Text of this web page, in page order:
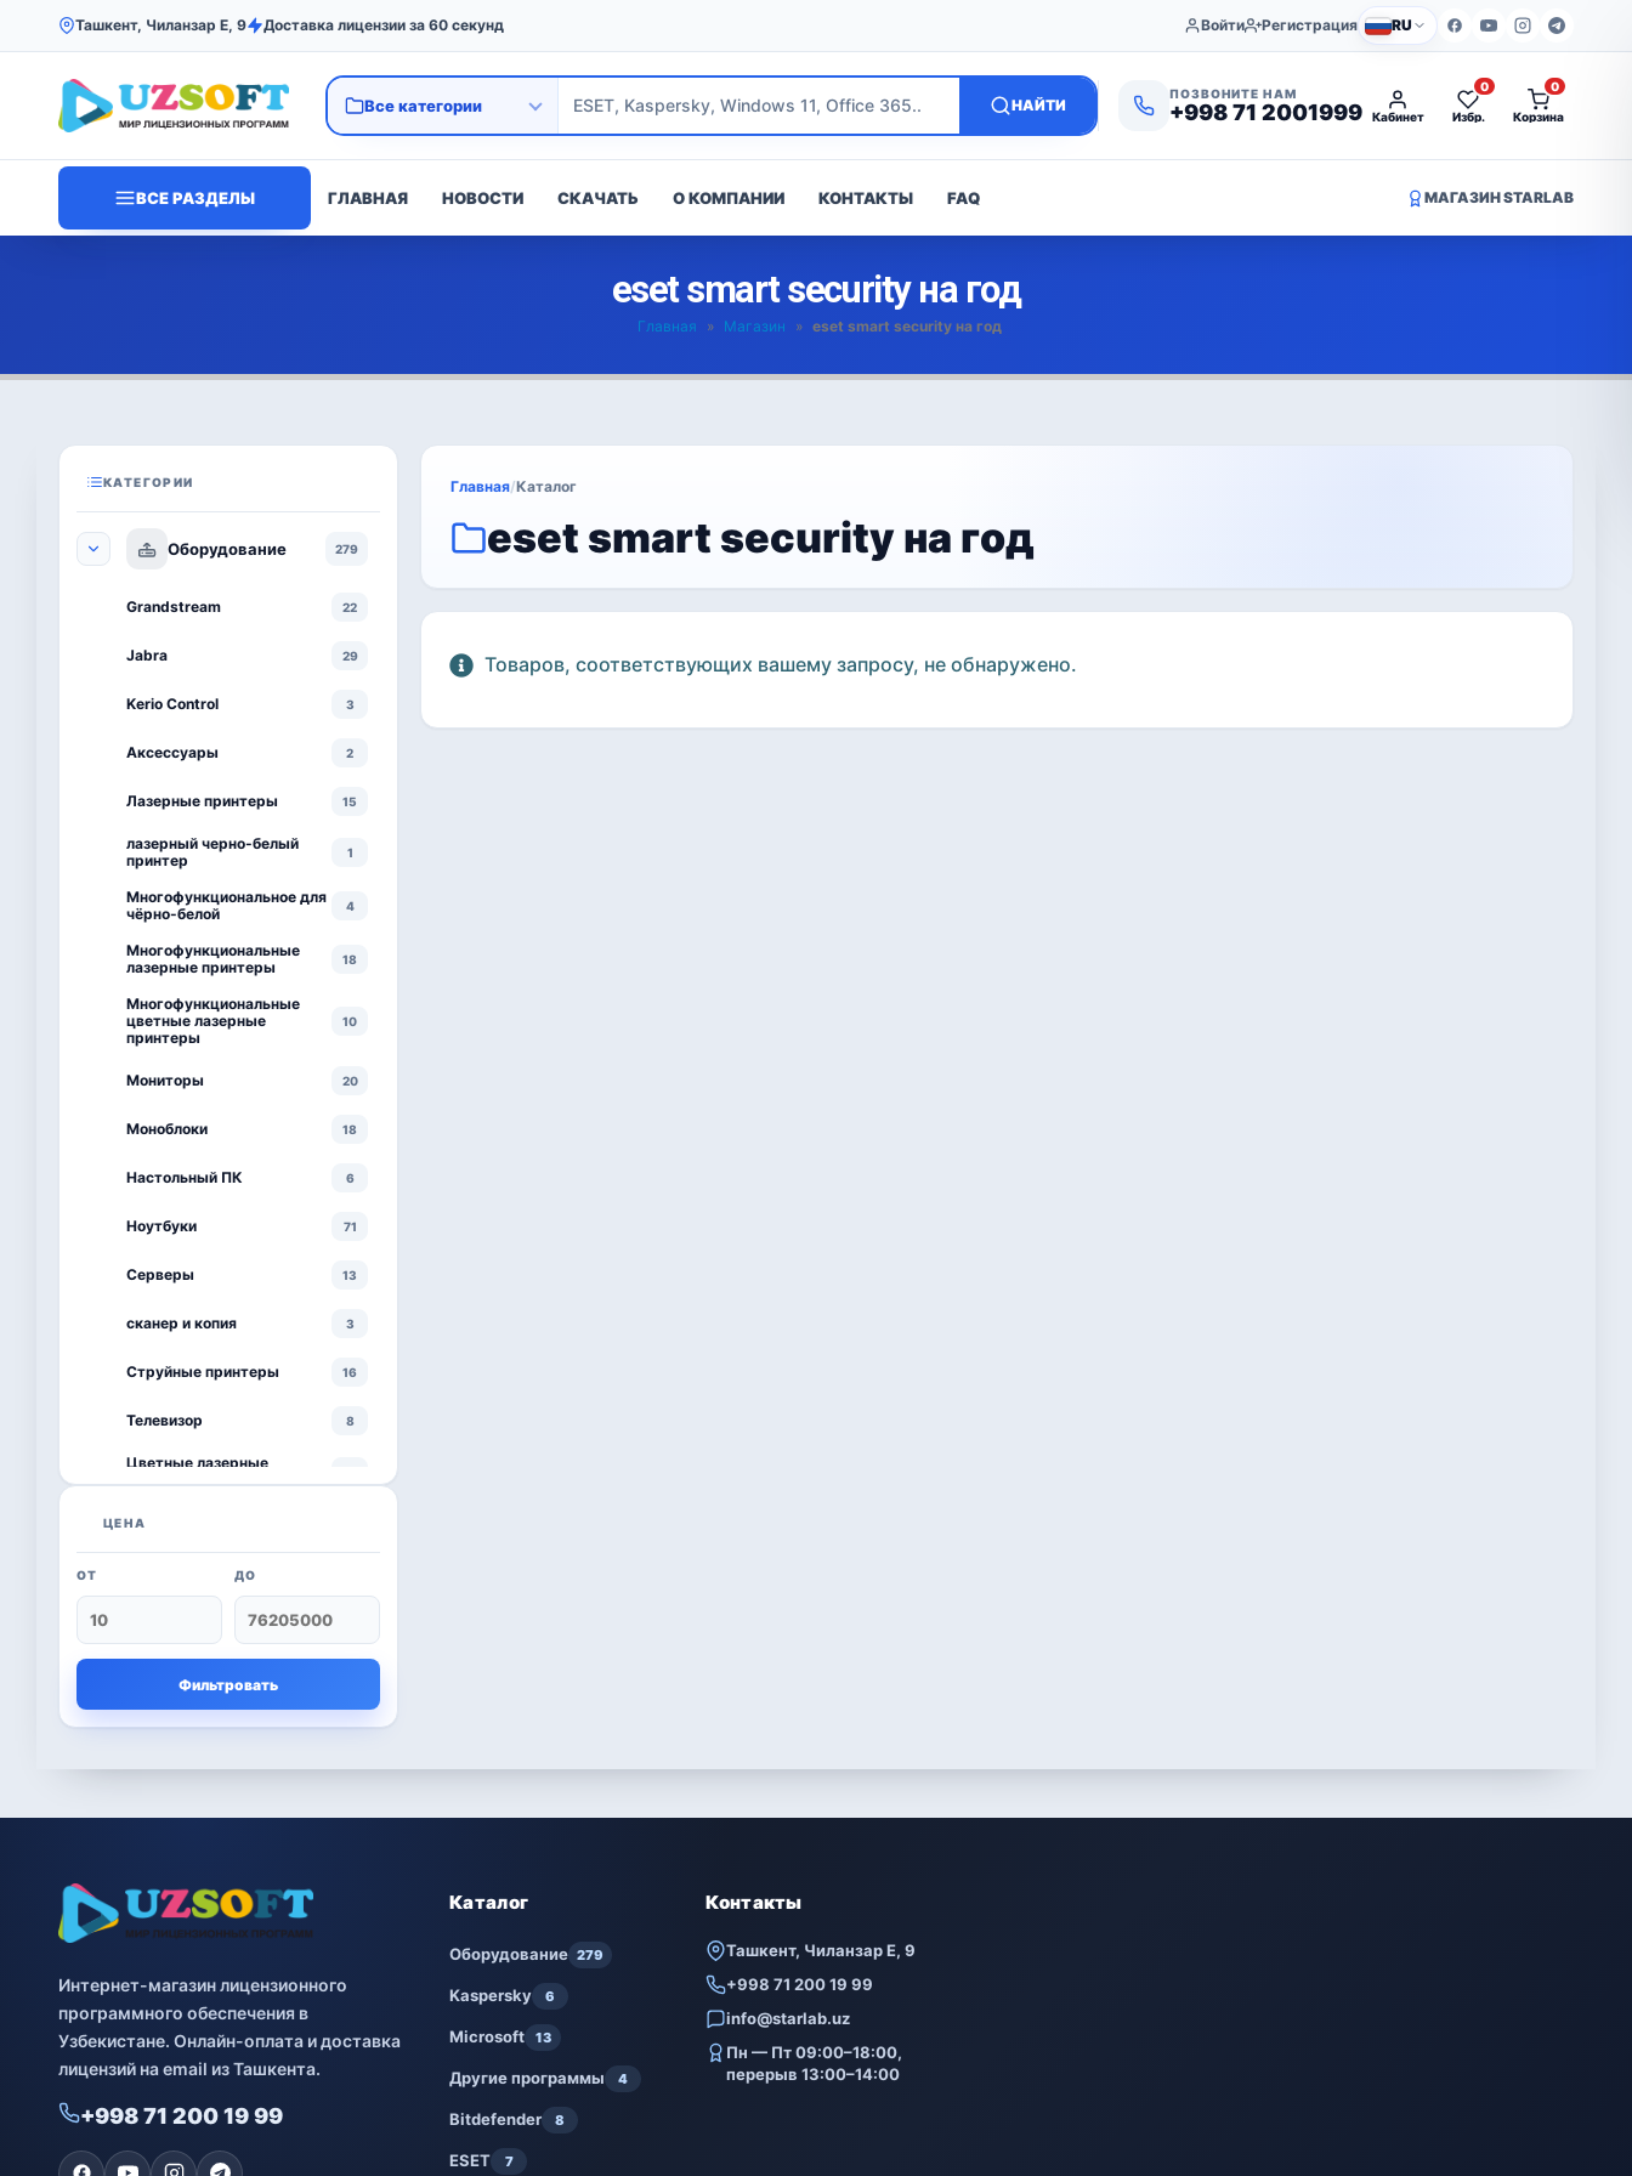
Ташкент, Чиланзар Е, 9 Доставка лицензии за 60 секунд Войти Регистрация RU
НАЙТИ
ПОЗВОНИТЕ НАМ
+998 71 2001999 Кабинет Избр.
0
Корзина
0
ВСЕ РАЗДЕЛЫ ГЛАВНАЯ НОВОСТИ СКАЧАТЬ О КОМПАНИИ КОНТАКТЫ FAQ МАГАЗИН STARLAB
eset smart security на год
Главная » Магазин » eset smart security на год
КАТЕГОРИИ
Оборудование 279
Grandstream 22
Jabra 29
Kerio Control 3
Аксессуары 2
Лазерные принтеры 15
лазерный черно-белый
принтер
1
Многофункциональное для
чёрно-белой
4
Многофункциональные
лазерные принтеры
18
Многофункциональные
цветные лазерные
принтеры
10
Мониторы 20
Моноблоки 18
Настольный ПК 6
Ноутбуки 71
Серверы 13
сканер и копия 3
Струйные принтеры 16
Телевизор 8
Цветные лазерные
принтеры
черно-белый принтер
Kaspersky
Microsoft
Другие программы
ESET 7
PRO32
Dr.Web 4
Jivo 3
IVI
ЦЕНА
ОТ ДО
Фильтровать
Главная/Каталог
eset smart security на год
Товаров, соответствующих вашему запросу, не обнаружено.
Интернет-магазин лицензионного
программного обеспечения в
Узбекистане. Онлайн-оплата и доставка
лицензий на email из Ташкента.
+998 71 200 19 99
Каталог
Оборудование 279
Kaspersky 6
Microsoft 13
Другие программы 4
Bitdefender 8
ESET 7
Контакты
Ташкент, Чиланзар Е, 9
+998 71 200 19 99
info@starlab.uz
Пн — Пт 09:00–18:00,
перерыв 13:00–14:00